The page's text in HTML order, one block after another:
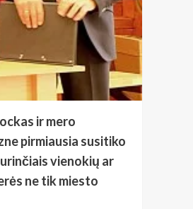
ir mero
pirmiausia susitiko
vienokių ar
ne tik miesto